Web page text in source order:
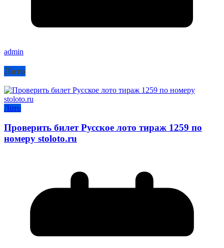
admin
Лото
Лото
Проверить билет Русское лото тираж 1259 по
номеру stoloto.ru